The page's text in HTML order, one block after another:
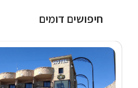
חיפושים דומים